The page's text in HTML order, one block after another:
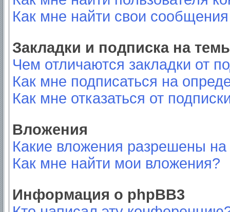
Как мне найти свои
Закладки и подписка на
Чем отличаются закладки от
Как мне подписаться на
Как мне отказаться от
Вложения
Какие вложения разрешены
Как мне найти мои вложения?
Информация о phpBB3